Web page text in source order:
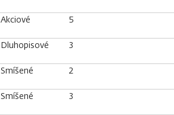
Akciové 5
Dluhopisové 3
Smíšené 2
Smíšené 3